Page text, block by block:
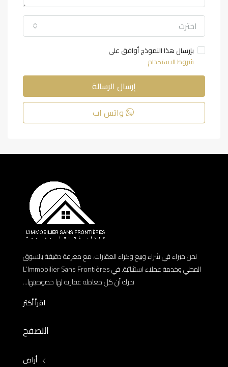
اخترت
بإرسال هذا النموذج أوافق على
شروط الاستخدام
إرسال الرسالة
واتس اب
نحن خبراء في شراء وبيع وكراء العقارات، مع معرفة دقيقة بالسوق
المحلي وخدمة عملاء استثنائية. في L’Immobilier Sans Frontières
ندرك أن كل معاملة عقارية لها خصوصيتها...
اقرأ أكثر
التصفح
أراض